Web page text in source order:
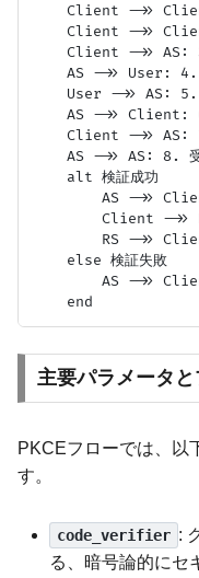
Client ->>
Client ->>
Client ->> AS:
AS ->> User: 4.
User ->> AS: 5.
AS ->> Client:
Client ->> AS:
AS ->> AS: 8. 受
    alt 検証成功
AS ->>
Client ->>
RS ->>
    else 検証失敗
AS ->>
主要パラメータ
PKCEフローでは、以
す。
code_verifier :
る、暗号論的にセ